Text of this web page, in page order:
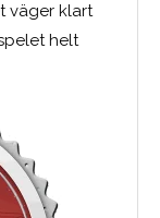
väger klart
helt